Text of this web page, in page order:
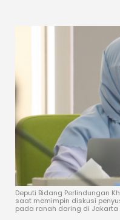
Deputi Bidang Perlindungan
saat memimpin diskusi
pada ranah daring di Jakarta